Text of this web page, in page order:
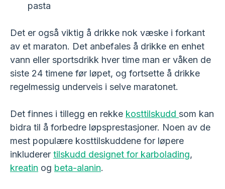
pasta
Det er også viktig å drikke nok væske i forkant
av et maraton. Det anbefales å drikke en enhet
vann eller sportsdrikk hver time man er våken de
siste 24 timene før løpet, og fortsette å drikke
regelmessig underveis i selve maratonet.
Det finnes i tillegg en rekke kosttilskudd som kan
bidra til å forbedre løpsprestasjoner. Noen av de
mest populære kosttilskuddene for løpere
inkluderer tilskudd designet for karbolading,
kreatin og beta-alanin.